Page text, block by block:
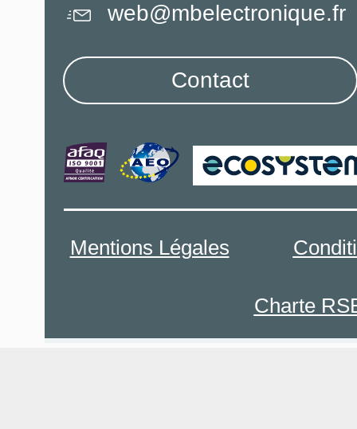
Mentions Légales
Charte
web@mbelectronique.fr
Contact